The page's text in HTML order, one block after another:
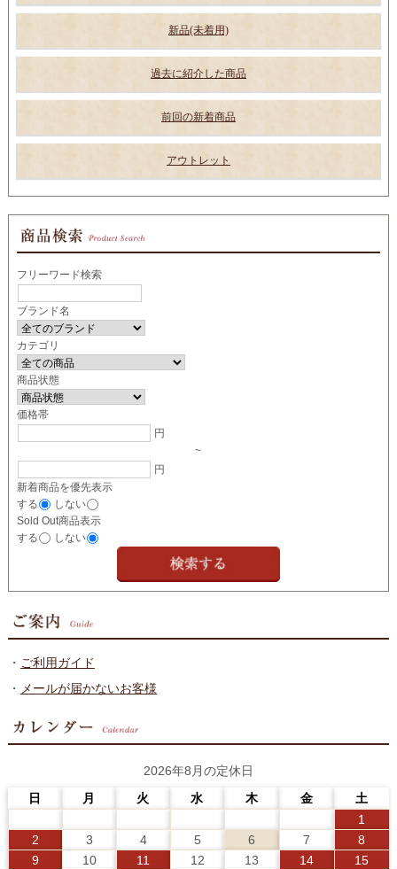
新品(未着用)
過去に紹介した商品
前回の新着商品
アウトレット
フリーワード検索
ブランド名
カテゴリ
商品状態
価格帯
円
~
円
新着商品を優先表示
する
しない
Sold Out商品表示
する
しない
・ ご利用ガイド
・ メールが届かないお客様
2026年8月の定休日
日
月 火 水 木 金
土
1
2
3 4 5 6 7
8
9
10 11 12 13 14
15